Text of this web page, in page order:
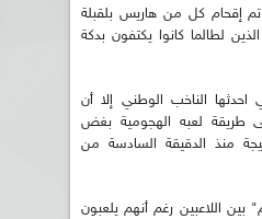
تم إقحام كل من هاريس بلقبلة
لطالما كانوا يكتفون بدكة
احدثها الناخب الوطني إلا أن
طريقة لعبه الهجومية بغض
منذ الدقيقة السادسة من
اللاعبين رغم أنهم يلعبون